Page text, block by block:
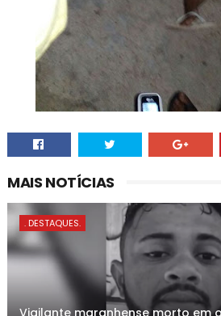
MAIS NOTÍCIAS
. DESTAQUES.
Vigilante maranhense morto em